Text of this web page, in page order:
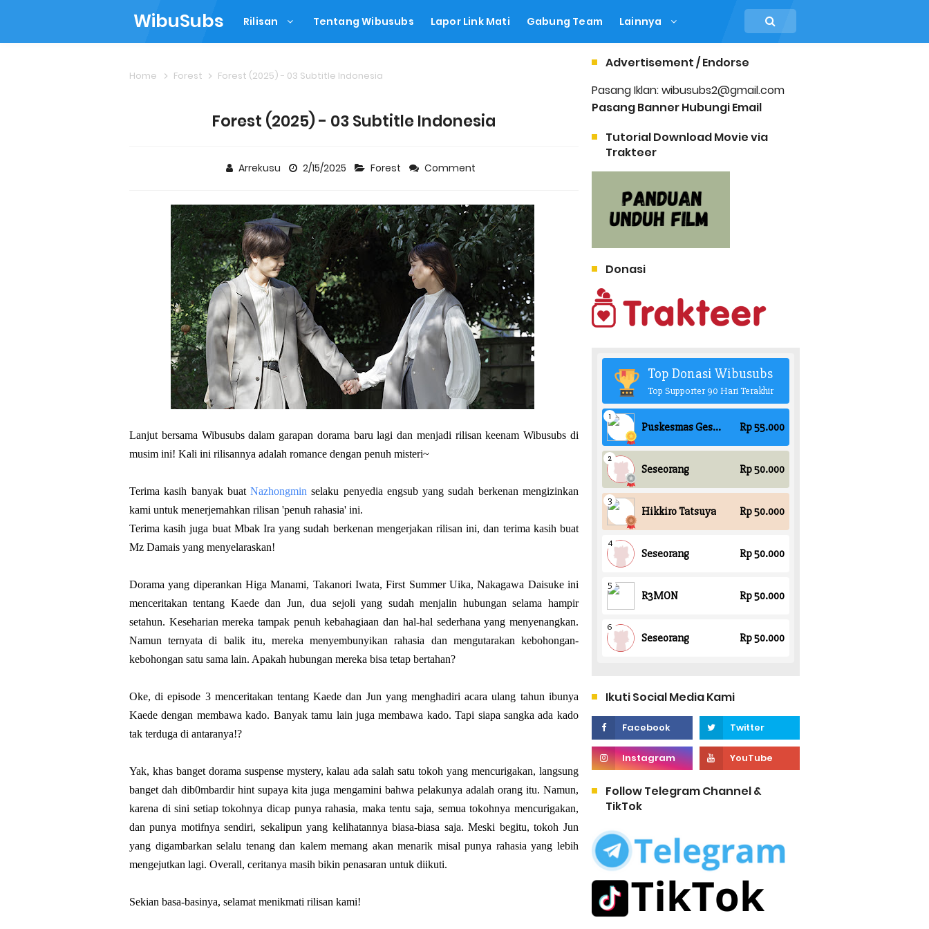
WibuSubs Rilisan Tentang Wibusubs Lapor Link Mati Gabung Team Lainnya
Home Forest Forest (2025) - 03 Subtitle Indonesia
Forest (2025) - 03 Subtitle Indonesia
Arrekusu 2/15/2025 Forest Comment
Lanjut bersama Wibusubs dalam garapan dorama baru lagi dan menjadi rilisan keenam Wibusubs di
musim ini! Kali ini rilisannya adalah romance dengan penuh misteri~
Terima kasih banyak buatNazhongmin selaku penyedia engsub yang sudah berkenan mengizinkan
kami untuk menerjemahkan rilisan 'penuh rahasia' ini.
Terima kasih juga buat Mbak Ira yang sudah berkenan mengerjakan rilisan ini, dan terima kasih buat
Mz Damais yang menyelaraskan!
Dorama yang diperankan Higa Manami, Takanori Iwata, First Summer Uika, Nakagawa Daisuke ini
menceritakan tentang Kaede dan Jun, dua sejoli yang sudah menjalin hubungan selama hampir
setahun. Keseharian mereka tampak penuh kebahagiaan dan hal-hal sederhana yang menyenangkan.
Namun ternyata di balik itu, mereka menyembunyikan rahasia dan mengutarakan kebohongan-
kebohongan satu sama lain. Apakah hubungan mereka bisa tetap bertahan?
Oke, di episode 3 menceritakan tentang Kaede dan Jun yang menghadiri acara ulang tahun ibunya
Kaede dengan membawa kado. Banyak tamu lain juga membawa kado. Tapi siapa sangka ada kado
tak terduga di antaranya!?
Yak, khas banget dorama suspense mystery, kalau ada salah satu tokoh yang mencurigakan, langsung
banget dah dib0mbardir hint supaya kita juga mengamini bahwa pelakunya adalah orang itu. Namun,
karena di sini setiap tokohnya dicap punya rahasia, maka tentu saja, semua tokohnya mencurigakan,
dan punya motifnya sendiri, sekalipun yang kelihatannya biasa-biasa saja. Meski begitu, tokoh Jun
yang digambarkan selalu tenang dan kalem memang akan menarik misal punya rahasia yang lebih
mengejutkan lagi. Overall, ceritanya masih bikin penasaran untuk diikuti.
Sekian basa-basinya, selamat menikmati rilisan kami!
Advertisement / Endorse
Pasang Iklan: wibusubs2@gmail.com
Pasang Banner Hubungi Email
Tutorial Download Movie via
Trakteer
Donasi
Ikuti Social Media Kami
Follow Telegram Channel &
TikTok